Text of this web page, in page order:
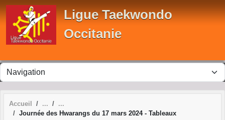
Ligue Taekwondo
Occitanie
Accueil
Journée des Hwarangs du 17 mars 2024 - Tableaux
Panneau de gestion des cookies